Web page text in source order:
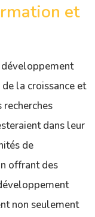
et
la croissance et
dans leur
de
offrant des
non seulement